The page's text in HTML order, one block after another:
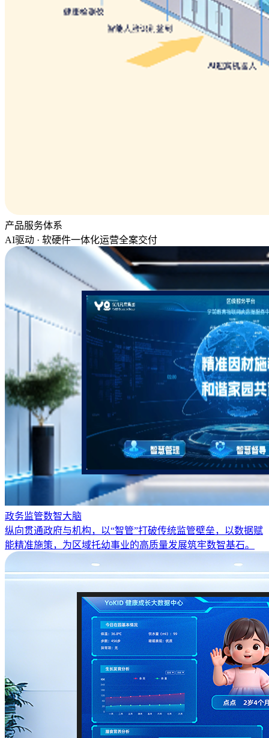
产品服务体系
AI驱动 · 软硬件一体化运营全案交付
政务监管数智大脑
纵向贯通政府与机构，以“智管”打破传统监管壁垒，以数据赋
能精准施策，为区域托幼事业的高质量发展筑牢数智基石。